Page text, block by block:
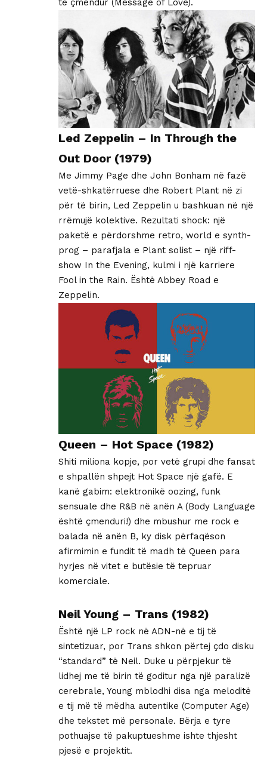
të çmendur (Message of Love).
Led Zeppelin – In Through the
Out Door (1979)
Me Jimmy Page dhe John Bonham në fazë
vetë-shkatërruese dhe Robert Plant në zi
për të birin, Led Zeppelin u bashkuan në një
rrëmujë kolektive. Rezultati shock: një
paketë e përdorshme retro, world e synth-
prog – parafjala e Plant solist – një riff-
show In the Evening, kulmi i një karriere
Fool in the Rain. Është Abbey Road e
Zeppelin.
Queen – Hot Space (1982)
Shiti miliona kopje, por vetë grupi dhe fansat
e shpallën shpejt Hot Space një gafë. E
kanë gabim: elektronikë oozing, funk
sensuale dhe R&B në anën A (Body Language
është çmenduri!) dhe mbushur me rock e
balada në anën B, ky disk përfaqëson
afirmimin e fundit të madh të Queen para
hyrjes në vitet e butësie të tepruar
komerciale.
Neil Young – Trans (1982)
Është një LP rock në ADN-në e tij të
sintetizuar, por Trans shkon përtej çdo disku
“standard” të Neil. Duke u përpjekur të
lidhej me të birin të goditur nga një paralizë
cerebrale, Young mblodhi disa nga meloditë
e tij më të mëdha autentike (Computer Age)
dhe tekstet më personale. Bërja e tyre
pothuajse të pakuptueshme ishte thjesht
pjesë e projektit.